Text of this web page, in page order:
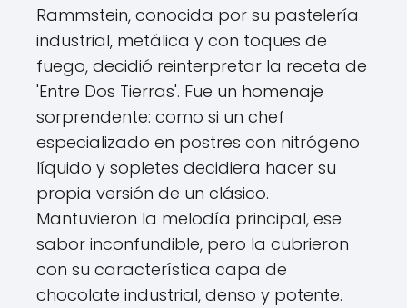
Rammstein, conocida por su pastelería
industrial, metálica y con toques de
fuego, decidió reinterpretar la receta de
'Entre Dos Tierras'. Fue un homenaje
sorprendente: como si un chef
especializado en postres con nitrógeno
líquido y sopletes decidiera hacer su
propia versión de un clásico.
Mantuvieron la melodía principal, ese
sabor inconfundible, pero la cubrieron
con su característica capa de
chocolate industrial, denso y potente.